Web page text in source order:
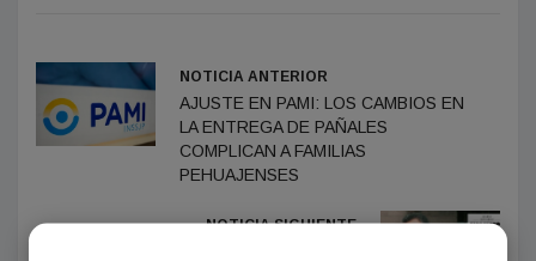
NOTICIA ANTERIOR
AJUSTE EN PAMI: LOS CAMBIOS EN
LA ENTREGA DE PAÑALES
COMPLICAN A FAMILIAS
PEHUAJENSES
NOTICIA SIGUIENTE